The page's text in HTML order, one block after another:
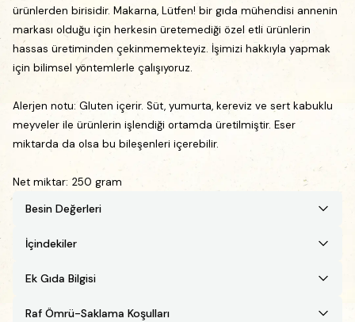
ürünlerden birisidir. Makarna, Lütfen! bir gıda mühendisi annenin
markası olduğu için herkesin üretemediği özel etli ürünlerin
hassas üretiminden çekinmemekteyiz. İşimizi hakkıyla yapmak
için bilimsel yöntemlerle çalışıyoruz.
Alerjen notu: Gluten içerir. Süt, yumurta, kereviz ve sert kabuklu
meyveler ile ürünlerin işlendiği ortamda üretilmiştir. Eser
miktarda da olsa bu bileşenleri içerebilir.
Net miktar: 250 gram
Besin Değerleri
İçindekiler
Ek Gıda Bilgisi
Raf Ömrü-Saklama Koşulları